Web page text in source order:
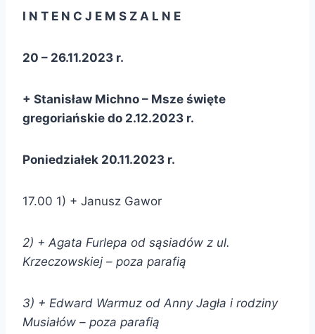
I N T E N C J E M S Z A L N E
20 – 26.11.2023 r.
+ Stanisław Michno – Msze święte
gregoriańskie do 2.12.2023 r.
Poniedziałek 20.11.2023 r.
17.00 1) + Janusz Gawor
2) + Agata Furlepa od sąsiadów z ul.
Krzeczowskiej – poza parafią
3) + Edward Warmuz od Anny Jagła i rodziny
Musiałów – poza parafią